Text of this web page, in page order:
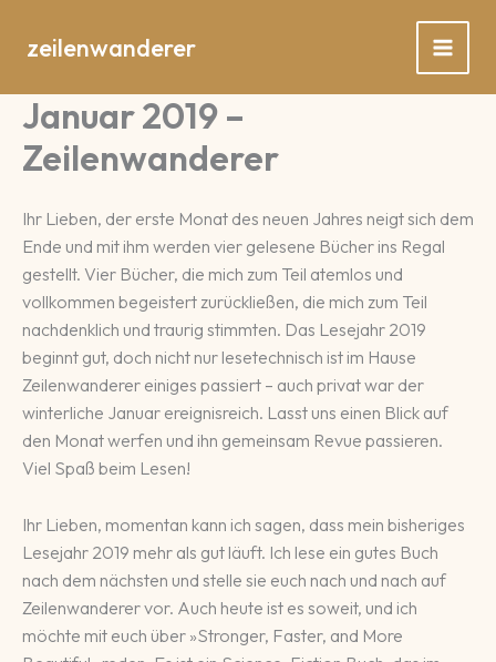
Inhaltzeilenwanderer
Januar 2019 –
Zeilenwanderer
Ihr Lieben, der erste Monat des neuen Jahres neigt sich dem
Ende und mit ihm werden vier gelesene Bücher ins Regal
gestellt. Vier Bücher, die mich zum Teil atemlos und
vollkommen begeistert zurückließen, die mich zum Teil
nachdenklich und traurig stimmten. Das Lesejahr 2019
beginnt gut, doch nicht nur lesetechnisch ist im Hause
Zeilenwanderer einiges passiert – auch privat war der
winterliche Januar ereignisreich. Lasst uns einen Blick auf
den Monat werfen und ihn gemeinsam Revue passieren.
Viel Spaß beim Lesen!
Ihr Lieben, momentan kann ich sagen, dass mein bisheriges
Lesejahr 2019 mehr als gut läuft. Ich lese ein gutes Buch
nach dem nächsten und stelle sie euch nach und nach auf
Zeilenwanderer vor. Auch heute ist es soweit, und ich
möchte mit euch über »Stronger, Faster, and More